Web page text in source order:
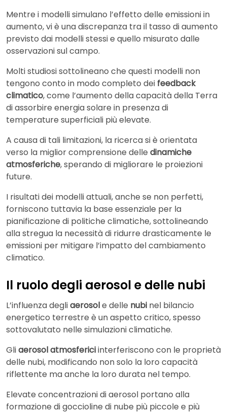
Mentre i modelli simulano l’effetto delle emissioni in
aumento, vi è una discrepanza tra il tasso di aumento
previsto dai modelli stessi e quello misurato dalle
osservazioni sul campo.
Molti studiosi sottolineano che questi modelli non
tengono conto in modo completo dei feedback
climatico, come l’aumento della capacità della Terra
di assorbire energia solare in presenza di
temperature superficiali più elevate.
A causa di tali limitazioni, la ricerca si è orientata
verso la miglior comprensione delle dinamiche
atmosferiche, sperando di migliorare le proiezioni
future.
I risultati dei modelli attuali, anche se non perfetti,
forniscono tuttavia la base essenziale per la
pianificazione di politiche climatiche, sottolineando
alla stregua la necessità di ridurre drasticamente le
emissioni per mitigare l’impatto del cambiamento
climatico.
Il ruolo degli aerosol e delle nubi
L’influenza degliaerosole delle nubi nel bilancio
energetico terrestre è un aspetto critico, spesso
sottovalutato nelle simulazioni climatiche.
Gliaerosol atmosfericiinterferiscono con le proprietà
delle nubi, modificando non solo la loro capacità
riflettente ma anche la loro durata nel tempo.
Elevate concentrazioni di aerosol portano alla
formazione di goccioline di nube più piccole e più